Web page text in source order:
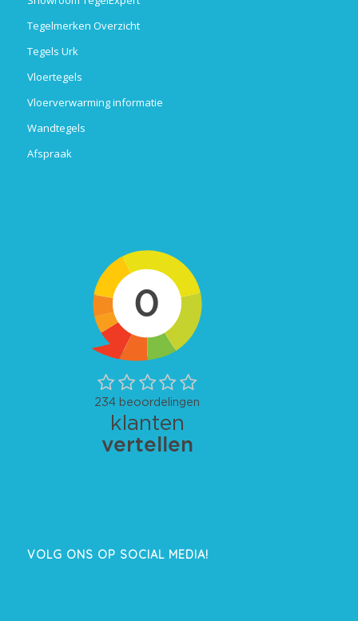
Tegelmerken Overzicht
Tegels Urk
Vloertegels
Vloerverwarming informatie
Wandtegels
Afspraak
VOLG ONS OP SOCIAL MEDIA!